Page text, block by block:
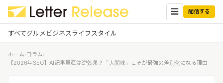
☰ 配信する
すべてグルメビジネスライフスタイル
ログイン ✕
ホーム›コラム›
【2026年SEO】AI記事量産は逆効果？「人間味」こそが最強の差別化になる理由